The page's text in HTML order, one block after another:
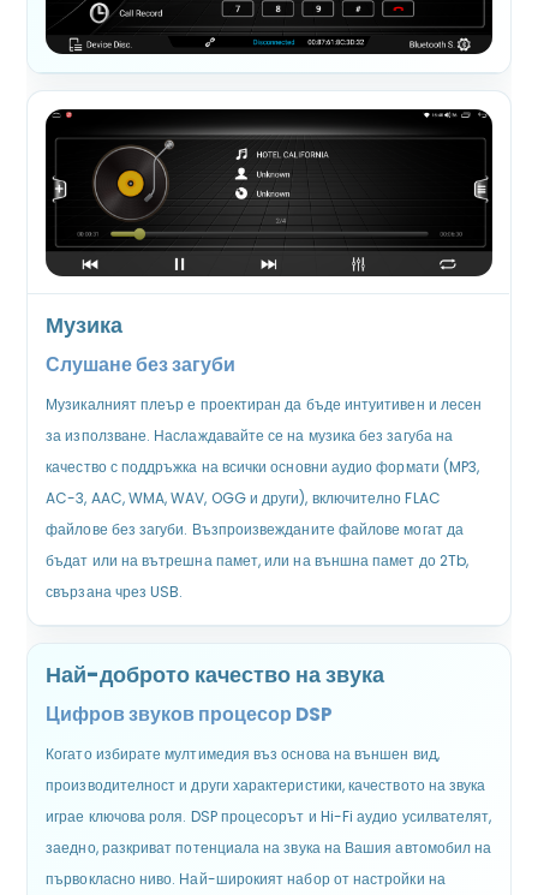
Музика
Слушане без загуби
Музикалният плеър е проектиран да бъде интуитивен и лесен
за използване. Наслаждавайте се на музика без загуба на
качество с поддръжка на всички основни аудио формати (MP3,
AC-3, AAC, WMA, WAV, OGG и други), включително FLAC
файлове без загуби. Възпроизвежданите файлове могат да
бъдат или на вътрешна памет, или на външна памет до 2Tb,
свързана чрез USB.
Най-доброто качество на звука
Цифров звуков процесор DSP
Когато избирате мултимедия въз основа на външен вид,
производителност и други характеристики, качеството на звука
играе ключова роля. DSP процесорът и Hi-Fi аудио усилвателят,
заедно, разкриват потенциала на звука на Вашия автомобил на
първокласно ниво. Най-широкият набор от настройки на